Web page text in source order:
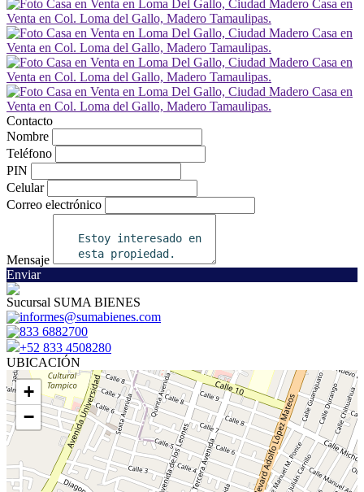
Contacto
Nombre
Teléfono
PIN
Celular
Correo electrónico
Mensaje
Enviar
Sucursal SUMA BIENES
informes@sumabienes.com
833 6882700
+52 833 4508280
UBICACIÓN
+
−